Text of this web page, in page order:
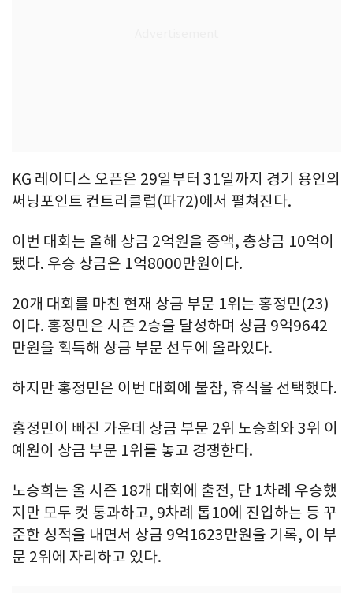
KG 레이디스 오픈은 29일부터 31일까지 경기 용인의
써닝포인트 컨트리클럽(파72)에서 펼쳐진다.
이번 대회는 올해 상금 2억원을 증액, 총상금 10억이
됐다. 우승 상금은 1억8000만원이다.
20개 대회를 마친 현재 상금 부문 1위는 홍정민(23)
이다. 홍정민은 시즌 2승을 달성하며 상금 9억9642
만원을 획득해 상금 부문 선두에 올라있다.
하지만 홍정민은 이번 대회에 불참, 휴식을 선택했다.
홍정민이 빠진 가운데 상금 부문 2위 노승희와 3위 이
예원이 상금 부문 1위를 놓고 경쟁한다.
노승희는 올 시즌 18개 대회에 출전, 단 1차례 우승했
지만 모두 컷 통과하고, 9차례 톱10에 진입하는 등 꾸
준한 성적을 내면서 상금 9억1623만원을 기록, 이 부
문 2위에 자리하고 있다.